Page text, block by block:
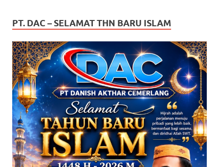
PT. DAC – SELAMAT THN BARU ISLAM